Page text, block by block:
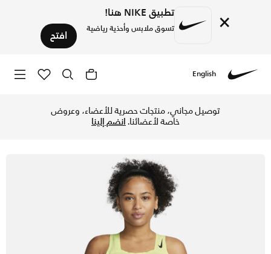
× تطبيق NIKE هنا!
تسوق ملابس وأحذية رياضية افتح
English
توصيل مجاني، منتجات حصرية للأعضاء، وعروض
خاصة لأعضائنا.انضم إلينا